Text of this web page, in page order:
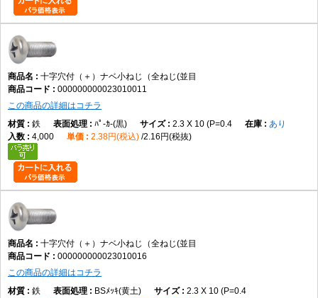
頭部を部材表面へ埋め込みたい用途
六角レンチによる締付が必要な用途
データに記載のない性能が必要な用途
規格について
小ねじにはJISやISOで規定されている形状がありますが、データには具体
ません。規格指定が必要な場合はメーカー仕様をご確認ください。
よくある質問（FAQ）
Q1. この商品は何ですか。
A1. 十字穴付きのなべ頭を採用した全ねじタイプの小ねじです。
Q2. 全ねじとは何ですか。
A2. 軸部全体にねじ山が加工された形状です。
十字穴付（＋）ナベ小ねじ（全ねじ(並目
000000000023010011
この商品の詳細はコチラ
鉄
ﾊﾟ-ｶ-(黒) 2.3 X 10 (P=0.4
あり
4,000
2.38円(税込) 2.16円(税抜)
十字穴付（＋）ナベ小ねじ（全ねじ(並目
000000000023010016
この商品の詳細はコチラ
鉄
BSﾒｯｷ(黄土)
2.3 X 10 (P=0.4